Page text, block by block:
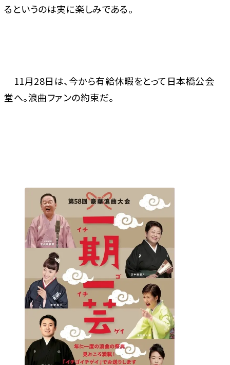
るというのは実に楽しみである。
11月28日は、今から有給休暇をとって日本橋公会
堂へ。浪曲ファンの約束だ。